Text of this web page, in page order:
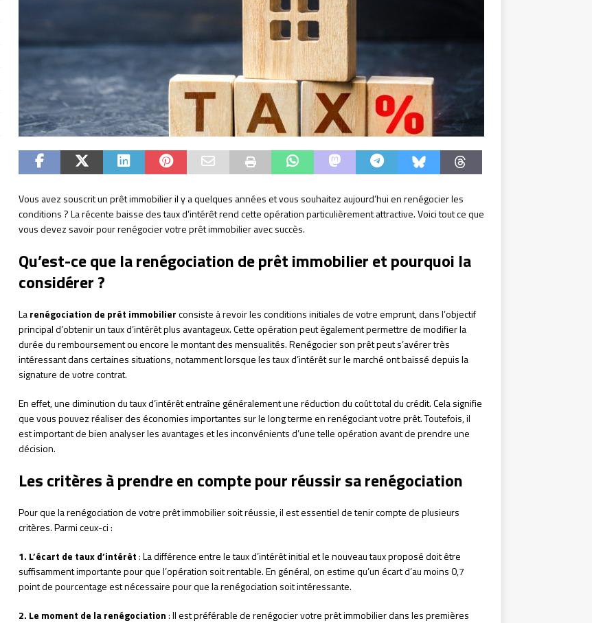
Vous avez souscrit un prêt immobilier il y a quelques années et vous souhaitez aujourd’hui en renégocier les
conditions ? La récente baisse des taux d’intérêt rend cette opération particulièrement attractive. Voici tout ce que
vous devez savoir pour renégocier votre prêt immobilier avec succès.
Qu’est-ce que la renégociation de prêt immobilier et pourquoi la
considérer ?
Larenégociation de prêt immobilierconsiste à revoir les conditions initiales de votre emprunt, dans l’objectif
principal d’obtenir un taux d’intérêt plus avantageux. Cette opération peut également permettre de modifier la
durée du remboursement ou encore le montant des mensualités. Renégocier son prêt peut s’avérer très
intéressant dans certaines situations, notamment lorsque les taux d’intérêt sur le marché ont baissé depuis la
signature de votre contrat.
En effet, une diminution du taux d’intérêt entraîne généralement une réduction du coût total du crédit. Cela signifie
que vous pouvez réaliser des économies importantes sur le long terme en renégociant votre prêt. Toutefois, il
est important de bien analyser les avantages et les inconvénients d’une telle opération avant de prendre une
décision.
Les critères à prendre en compte pour réussir sa renégociation
Pour que la renégociation de votre prêt immobilier soit réussie, il est essentiel de tenir compte de plusieurs
critères. Parmi ceux-ci :
1. L’écart de taux d’intérêt: La différence entre le taux d’intérêt initial et le nouveau taux proposé doit être
suffisamment importante pour que l’opération soit rentable. En général, on estime qu’un écart d’au moins 0,7
point de pourcentage est nécessaire pour que la renégociation soit intéressante.
2. Le moment de la renégociation: Il est préférable de renégocier votre prêt immobilier dans les premières